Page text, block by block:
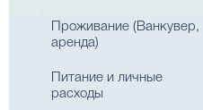
Проживание (Ванкувер,
аренда)
Питание и личные
расходы